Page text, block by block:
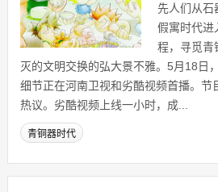
先人们从石
假寓时代进
程，寻觅青
灭的文明交换的弘大景不雅。5月18日
细节正在河南卫视和劣酷视频首播。节
热议。劣酷视频上线一小时，成...
青铜器时代